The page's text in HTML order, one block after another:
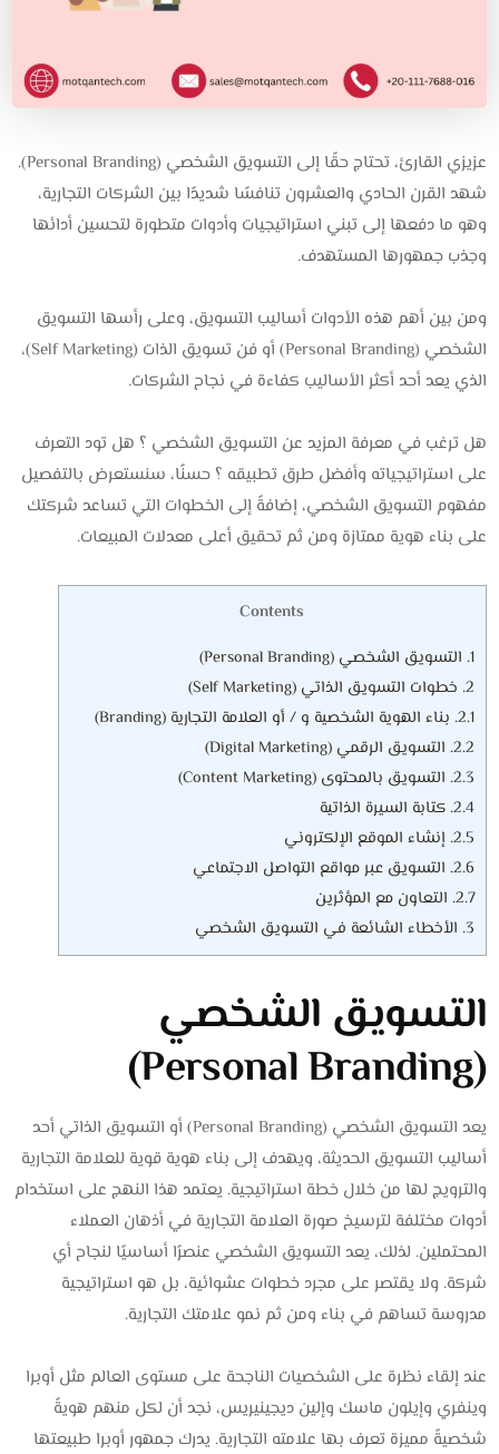
عزيزي القارئ، تحتاج حقًا إلى التسويق الشخصي (Personal Branding).
شهد القرن الحادي والعشرون تنافسًا شديدًا بين الشركات التجارية،
وهو ما دفعها إلى تبني استراتيجيات وأدوات متطورة لتحسين أدائها
وجذب جمهورها المستهدف.
ومن بين أهم هذه الأدوات أساليب التسويق، وعلى رأسها التسويق
الشخصي (Personal Branding) أو فن تسويق الذات (Self Marketing)،
الذي يعد أحد أكثر الأساليب كفاءة في نجاح الشركات.
هل ترغب في معرفة المزيد عن التسويق الشخصي ؟ هل تود التعرف
على استراتيجياته وأفضل طرق تطبيقه ؟ حسنًا، سنستعرض بالتفصيل
مفهوم التسويق الشخصي، إضافةً إلى الخطوات التي تساعد شركتك
على بناء هوية ممتازة ومن ثم تحقيق أعلى معدلات المبيعات.
Contents
1. التسويق الشخصي (Personal Branding)
2. خطوات التسويق الذاتي (Self Marketing)
2.1. بناء الهوية الشخصية و / أو العلامة التجارية (Branding)
2.2. التسويق الرقمي (Digital Marketing)
2.3. التسويق بالمحتوى (Content Marketing)
2.4. كتابة السيرة الذاتية
2.5. إنشاء الموقع الإلكتروني
2.6. التسويق عبر مواقع التواصل الاجتماعي
2.7. التعاون مع المؤثرين
3. الأخطاء الشائعة في التسويق الشخصي
التسويق الشخصي
(Personal Branding)
يعد التسويق الشخصي (Personal Branding) أو التسويق الذاتي أحد
أساليب التسويق الحديثة، ويهدف إلى بناء هوية قوية للعلامة التجارية
والترويج لها من خلال خطة استراتيجية. يعتمد هذا النهج على استخدام
أدوات مختلفة لترسيخ صورة العلامة التجارية في أذهان العملاء
المحتملين. لذلك، يعد التسويق الشخصي عنصرًا أساسيًا لنجاح أي
شركة. ولا يقتصر على مجرد خطوات عشوائية، بل هو استراتيجية
مدروسة تساهم في بناء ومن ثم نمو علامتك التجارية.
عند إلقاء نظرة على الشخصيات الناجحة على مستوى العالم مثل أوبرا
وينفري وإيلون ماسك وإلين ديجينيريس، نجد أن لكل منهم هويةً
شخصيةً مميزة تعرف بها علامته التجارية. يدرك جمهور أوبرا طبيعتها